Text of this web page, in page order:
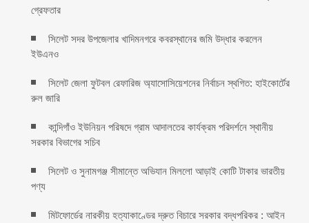
গ্রেফতার
সিলেট সদর উপজেলার খাদিমনগরে কবরস্থানের জমি উদ্ধার করলেন
ইউএনও
সিলেট জেলা ফুটবল রেফারিজ অ্যাসোসিয়েশনের নির্বাচন স্থগিত: হাইকোর্টের
রুল জারি ‎
কান্দিগাঁও ইউনিয়ন পরিষদে গ্রাম আদালতের কার্যক্রম পরিদর্শনে স্থানীয়
সরকার বিভাগের সচিব ‎
সিলেট ও সুনামগঞ্জ সীমান্তে অভিযান মিললো আড়াই কোটি টাকার ভারতীয়
পণ্য
মিটফোর্ডের নারকীয় হত্যাকাণ্ডের দ্রুত বিচারে সরকার বদ্ধপরিকর : আইন